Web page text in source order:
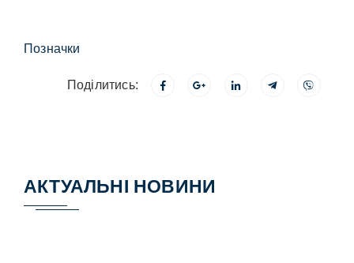
Позначки
Поділитись:
АКТУАЛЬНІ НОВИНИ